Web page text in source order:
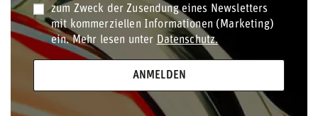
zum Zweck der Zusendung eines Newsletters
mit kommerziellen Informationen (Marketing)
ein. Mehr lesen unter Datenschutz.
ANMELDEN